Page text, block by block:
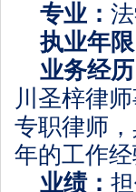
专业：
执业年限
业务经历
川圣梓律
专职律师
年的工作
业绩：